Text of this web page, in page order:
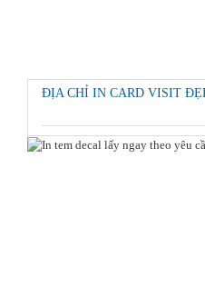
ĐỊA CHỈ IN CARD VISIT